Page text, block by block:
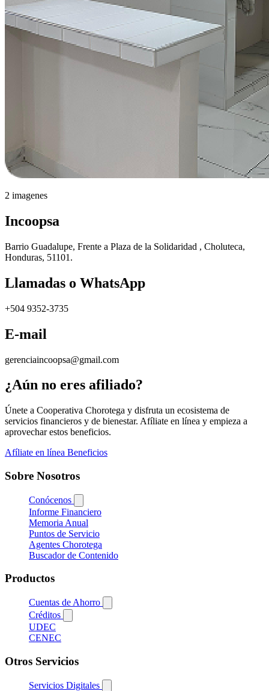
2 imagenes
Incoopsa
Barrio Guadalupe, Frente a Plaza de la Solidaridad , Choluteca,
Honduras, 51101.
Llamadas o WhatsApp
+504 9352-3735
E-mail
gerenciaincoopsa@gmail.com
¿Aún no eres afiliado?
Únete a Cooperativa Chorotega y disfruta un ecosistema de
servicios financieros y de bienestar. Afíliate en línea y empieza a
aprovechar estos beneficios.
Afíliate en línea Beneficios
Sobre Nosotros
Conócenos
Informe Financiero
Memoria Anual
Puntos de Servicio
Agentes Chorotega
Buscador de Contenido
Productos
Cuentas de Ahorro
Créditos
UDEC
CENEC
Otros Servicios
Servicios Digitales